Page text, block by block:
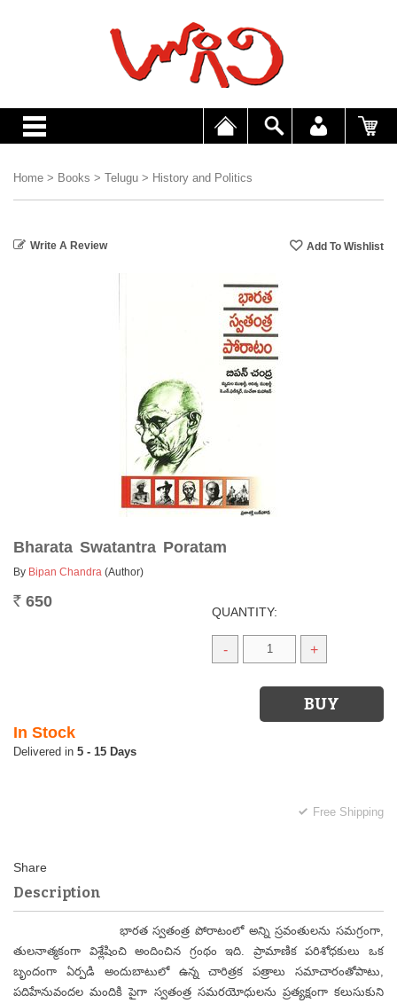
Home > Books > Telugu > History and Politics
Write A Review
Bharata Swatantra Poratam
By Bipan Chandra (Author)
Rs. 650
QUANTITY:
- +
In Stock
5 - 15 Days
Free Shipping
Description
భారత స్వతంత్ర పోరాటంలో అన్ని స్రవంతులను సమగ్రంగా,
తులనాత్మకంగా విశ్లేషించి అందించిన గ్రంథం ఇది. ప్రామాణిక పరిశోధకులు ఒక
బృందంగా ఏర్పడి అందుబాటులో ఉన్న చారిత్రక పత్రాలు సమాచారంతోపాటు,
పదిహేనువందల మందికి పైగా స్వతంత్ర సమరయోధులను ప్రత్యక్షంగా కలుసుకుని